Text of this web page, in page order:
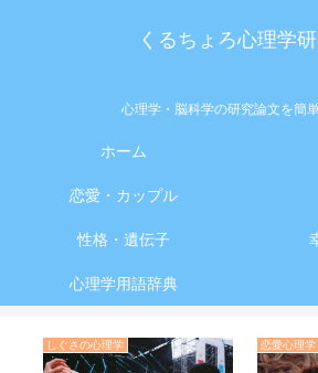
くるちょろ心理学
心理学・脳科学の研究論文を簡
ホーム
恋愛・カップル
性格・遺伝子
心理学用語辞典
しぐさの心理学 恋愛心理学